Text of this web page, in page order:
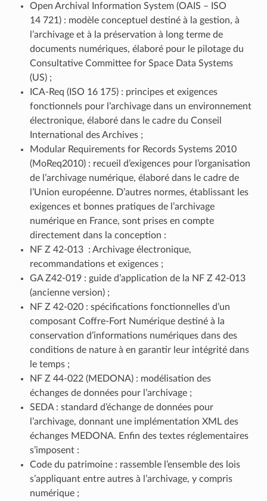
Open Archival Information System (OAIS – ISO
14 721) : modèle conceptuel destiné à la gestion, à
l’archivage et à la préservation à long terme de
documents numériques, élaboré pour le pilotage du
Consultative Committee for Space Data Systems
(US) ;
ICA-Req (ISO 16 175) : principes et exigences
fonctionnels pour l’archivage dans un environnement
électronique, élaboré dans le cadre du Conseil
International des Archives ;
Modular Requirements for Records Systems 2010
(MoReq2010) : recueil d’exigences pour l’organisation
de l’archivage numérique, élaboré dans le cadre de
l’Union européenne. D’autres normes, établissant les
exigences et bonnes pratiques de l’archivage
numérique en France, sont prises en compte
directement dans la conception :
NF Z 42‑013 : Archivage électronique,
recommandations et exigences ;
GA Z42-019 : guide d’application de la NF Z 42‑013
(ancienne version) ;
NF Z 42‑020 : spécifications fonctionnelles d’un
composant Coffre-Fort Numérique destiné à la
conservation d’informations numériques dans des
conditions de nature à en garantir leur intégrité dans
le temps ;
NF Z 44‑022 (MEDONA) : modélisation des
échanges de données pour l’archivage ;
SEDA : standard d’échange de données pour
l’archivage, donnant une implémentation XML des
échanges MEDONA. Enfin des textes réglementaires
s’imposent :
Code du patrimoine : rassemble l’ensemble des lois
s’appliquant entre autres à l’archivage, y compris
numérique ;